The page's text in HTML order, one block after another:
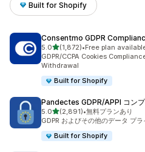
Built for Shopify
Consentmo GDPR
5.05つ星中
(1,872)
合計レビュー数：1872件
•Free plan
GDPR/CCPA Cookies
Withdrawal
Built for Shopify
Pandectes GDPR/APPI コン
5.05つ星中
(2,891)
合計レビュー数：2891件
•無料プランあり
GDPR およびその他のデータ プ
Built for Shopify